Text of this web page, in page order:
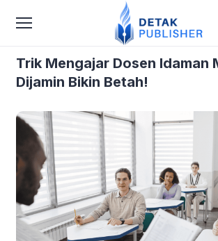
Trik Mengajar Dosen
Trik Mengajar Dosen Idaman
Dijamin Bikin Betah!